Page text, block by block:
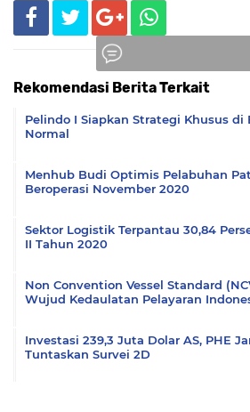
Rekomendasi Berita Terkait
Pelindo I Siapkan Strategi Khusus di
Normal
Menhub Budi Optimis Pelabuhan
Beroperasi November 2020
Sektor Logistik Terpantau 30,84
II Tahun 2020
Non Convention Vessel Standard
Wujud Kedaulatan Pelayaran
Investasi 239,3 Juta Dolar AS, PHE
Tuntaskan Survei 2D